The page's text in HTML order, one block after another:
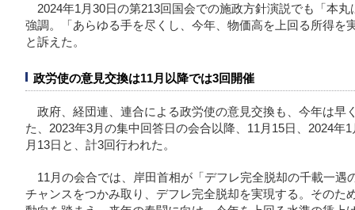
2024年1月30日の第213回国会での施政方針演説でも「本
強調。「あらゆる手を尽くし、今年、物価高を上回る所得を
と訴えた。
政労使の意見交換は11月以降では3回開催
政府、経団連、連合による政労使の意見交換も、今年は早
た、2023年3月の集中回答日の会合以降、11月15日、2024年
月13日と、計3回行われた。
11月の会合では、岸田首相が「デフレ完全脱却の千載一遇
チャンスをつかみ取り、デフレ完全脱却を実現する。そのた